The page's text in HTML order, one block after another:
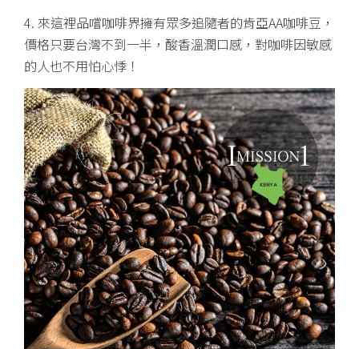
4. 來這裡品嚐咖啡界擁有眾多追隨者的肯亞AA咖啡豆，
價格只要台灣不到一半，酸香溫潤口感，對咖啡因敏感
的人也不用怕心悸！